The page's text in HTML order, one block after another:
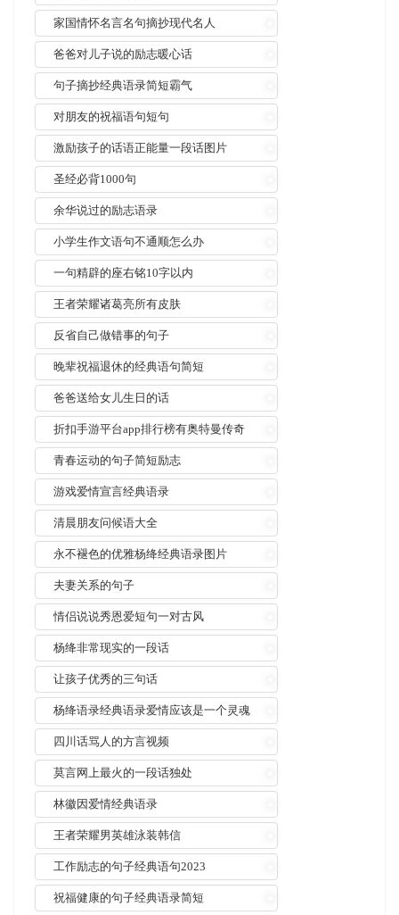
家国情怀名言名句摘抄现代名人
爸爸对儿子说的励志暖心话
句子摘抄经典语录简短霸气
对朋友的祝福语句短句
激励孩子的话语正能量一段话图片
圣经必背1000句
余华说过的励志语录
小学生作文语句不通顺怎么办
一句精辟的座右铭10字以内
王者荣耀诸葛亮所有皮肤
反省自己做错事的句子
晚辈祝福退休的经典语句简短
爸爸送给女儿生日的话
折扣手游平台app排行榜有奥特曼传奇
青春运动的句子简短励志
游戏爱情宣言经典语录
清晨朋友问候语大全
永不褪色的优雅杨绛经典语录图片
夫妻关系的句子
情侣说说秀恩爱短句一对古风
杨绛非常现实的一段话
让孩子优秀的三句话
杨绛语录经典语录爱情应该是一个灵魂
对
四川话骂人的方言视频
莫言网上最火的一段话独处
林徽因爱情经典语录
王者荣耀男英雄泳装韩信
工作励志的句子经典语句2023
祝福健康的句子经典语录简短